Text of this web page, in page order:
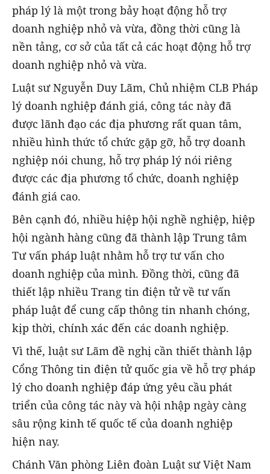
pháp lý là một trong bảy hoạt động hỗ trợ
doanh nghiệp nhỏ và vừa, đồng thời cũng là
nền tảng, cơ sở của tất cả các hoạt động hỗ trợ
doanh nghiệp nhỏ và vừa.
Luật sư Nguyễn Duy Lãm, Chủ nhiệm CLB Pháp
lý doanh nghiệp đánh giá, công tác này đã
được lãnh đạo các địa phương rất quan tâm,
nhiều hình thức tổ chức gặp gỡ, hỗ trợ doanh
nghiệp nói chung, hỗ trợ pháp lý nói riêng
được các địa phương tổ chức, doanh nghiệp
đánh giá cao.
Bên cạnh đó, nhiều hiệp hội nghề nghiệp, hiệp
hội ngành hàng cũng đã thành lập Trung tâm
Tư vấn pháp luật nhằm hỗ trợ tư vấn cho
doanh nghiệp của mình. Đồng thời, cũng đã
thiết lập nhiều Trang tin điện tử về tư vấn
pháp luật để cung cấp thông tin nhanh chóng,
kịp thời, chính xác đến các doanh nghiệp.
Vì thế, luật sư Lãm đề nghị cần thiết thành lập
Cổng Thông tin điện tử quốc gia về hỗ trợ pháp
lý cho doanh nghiệp đáp ứng yêu cầu phát
triển của công tác này và hội nhập ngày càng
sâu rộng kinh tế quốc tế của doanh nghiệp
hiện nay.
Chánh Văn phòng Liên đoàn Luật sư Việt Nam